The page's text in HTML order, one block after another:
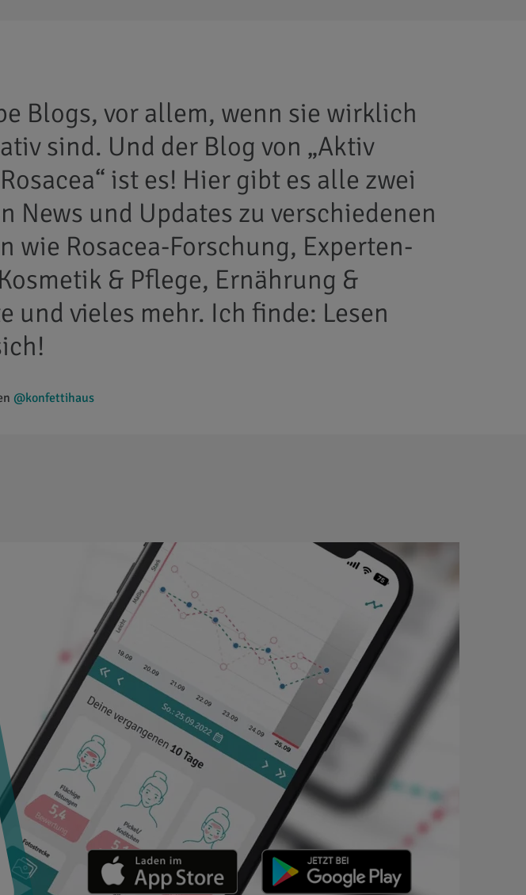
Blogs, vor allem, wenn sie wirklich
sind. Und der Blog von „Aktiv
ist es! Hier gibt es alle zwei
News und Updates zu verschiedenen
wie Rosacea-Forschung, Experten-
& Pflege, Ernährung &
und vieles mehr. Ich finde: Lesen
@konfettihaus